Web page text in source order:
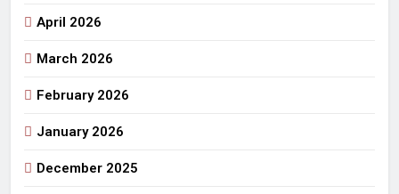
April 2026
March 2026
February 2026
January 2026
December 2025